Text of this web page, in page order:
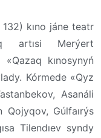
kıno jáne teatr
artısi Merýert
kınosynyń
Kórmede «Qyz
Asanáli
Gúlfaırýs
Tilendıev syndy